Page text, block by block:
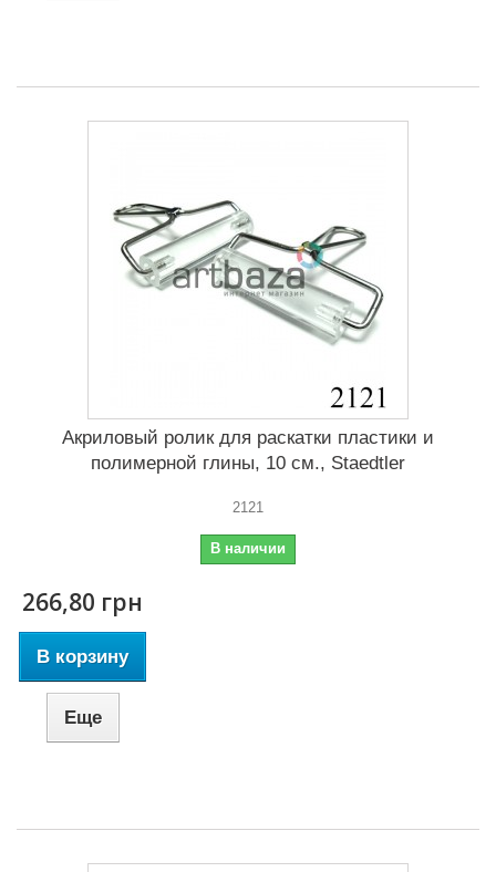
Акриловый ролик для раскатки пластики и
полимерной глины, 10 см., Staedtler
2121
В наличии
266,80 грн
В корзину
Еще